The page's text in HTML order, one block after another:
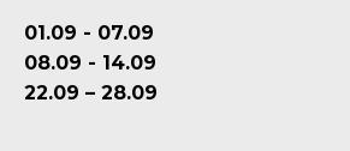
01.09 - 07.09
08.09 - 14.09
22.09 – 28.09